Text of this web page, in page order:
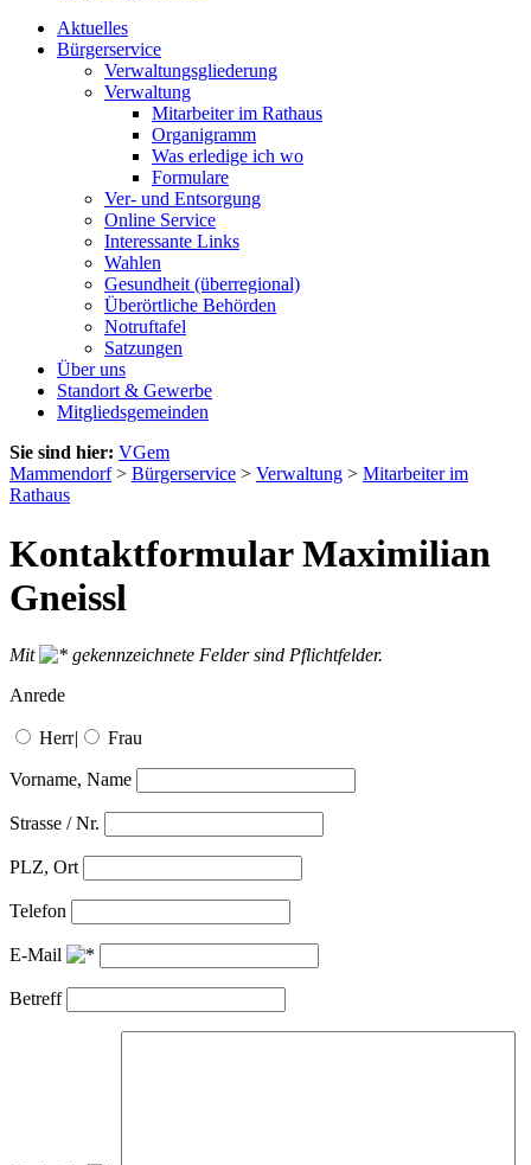
Aktuelles
Bürgerservice
Verwaltungsgliederung
Verwaltung
Mitarbeiter im Rathaus
Organigramm
Was erledige ich wo
Formulare
Ver- und Entsorgung
Online Service
Interessante Links
Wahlen
Gesundheit (überregional)
Überörtliche Behörden
Notruftafel
Satzungen
Über uns
Standort & Gewerbe
Mitgliedsgemeinden
Sie sind hier: VGem
Mammendorf> Bürgerservice > Verwaltung > Mitarbeiter im
Rathaus
Kontaktformular Maximilian
Gneissl
Mit
gekennzeichnete Felder sind Pflichtfelder.
Anrede
Herr| Frau
Vorname, Name
Strasse / Nr.
PLZ, Ort
Telefon
E-Mail
Betreff